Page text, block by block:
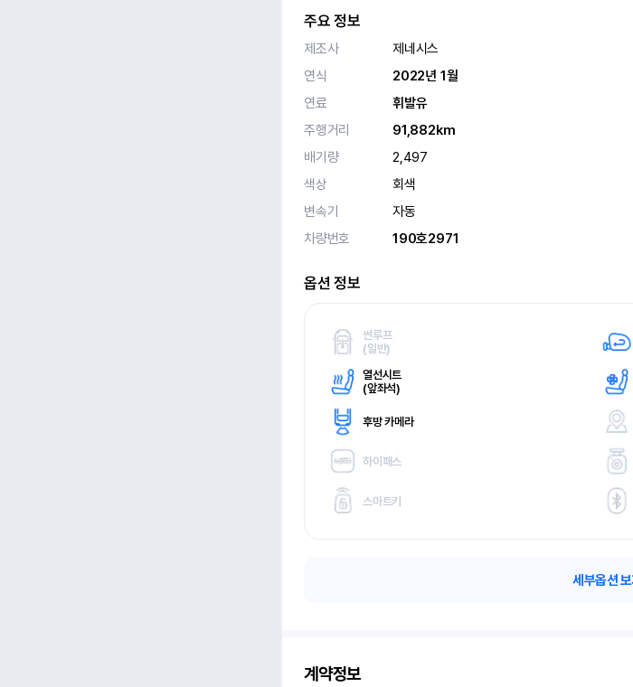
주요 정보
제조사
제네시스
연식
2022년 1월
연료
휘발유
주행거리
91,882km
배기량
2,497
색상
회색
변속기
자동
차량번호
190호2971
옵션 정보
썬루프
(일반)
열선시트
(앞좌석)
후방 카메라
하이패스
스마트키
세부옵션 보
계약정보